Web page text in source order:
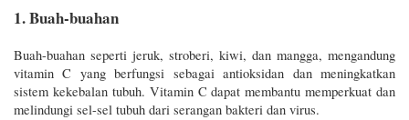
1. Buah-buahan
Buah-buahan seperti jeruk, stroberi, kiwi, dan mangga, mengandung
vitamin C yang berfungsi sebagai antioksidan dan meningkatkan
sistem kekebalan tubuh. Vitamin C dapat membantu memperkuat dan
melindungi sel-sel tubuh dari serangan bakteri dan virus.